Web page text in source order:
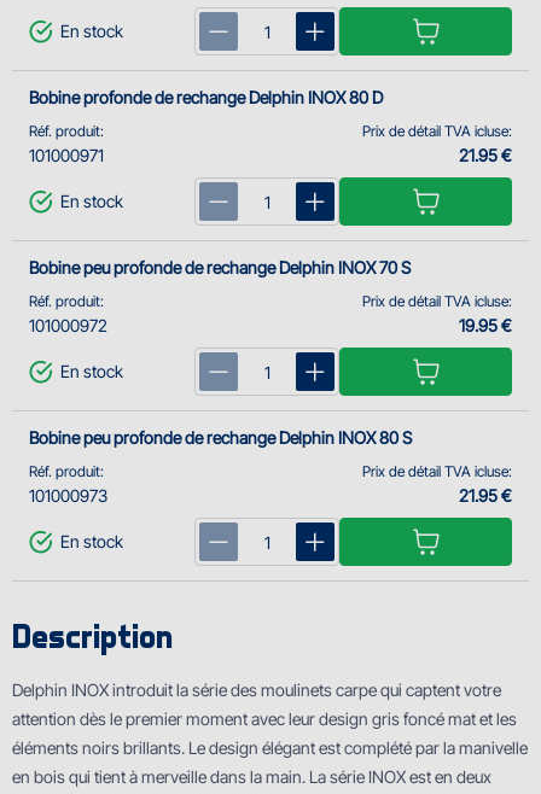
En stock
Réf. produit:
101000971
Bobine profonde de rechange Delphin INOX 80 D
Prix de détail TVA icluse:
21.95 €
En stock
Réf. produit:
101000972
Bobine peu profonde de rechange Delphin INOX 70 S
Prix de détail TVA icluse:
19.95 €
En stock
Réf. produit:
101000973
Bobine peu profonde de rechange Delphin INOX 80 S
Prix de détail TVA icluse:
21.95 €
En stock
Description
Delphin INOX introduit la série des moulinets carpe qui captent votre
attention dès le premier moment avec leur design gris foncé mat et les
éléments noirs brillants. Le design élégant est complété par la manivelle
en bois qui tient à merveille dans la main. La série INOX est en deux